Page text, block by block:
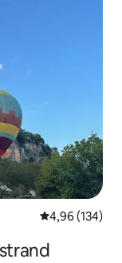
Gemiddelde
4,96 (134)